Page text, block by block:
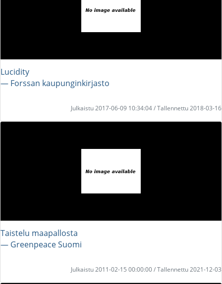
Lucidity
― Forssan kaupunginkirjasto
Julkaistu 2017-06-09 10:34:04 / Tallennettu 2018-03-16
Taistelu maapallosta
― Greenpeace Suomi
Julkaistu 2011-02-15 00:00:00 / Tallennettu 2021-12-03